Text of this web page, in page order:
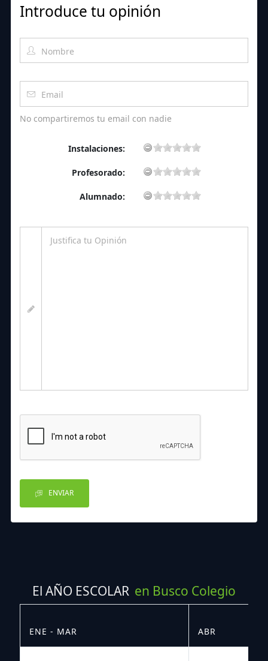
Introduce tu opinión
No compartiremos tu email con nadie
Instalaciones:
Profesorado:
Alumnado:
ENVIAR
El AÑO ESCOLAR en Busco Colegio
ENE - MAR ABR